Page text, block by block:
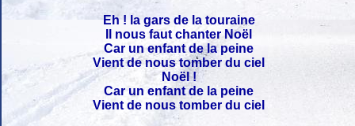
Eh ! la gars de la touraine
Il nous faut chanter Noël
Car un enfant de la peine
Vient de nous tomber du ciel
Noël !
Car un enfant de la peine
Vient de nous tomber du ciel